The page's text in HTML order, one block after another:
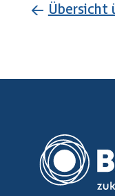
← Übersicht